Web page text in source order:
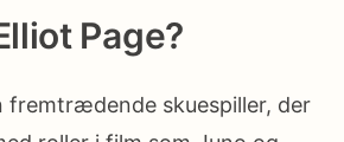
Page?
fremtrædende skuespiller, der